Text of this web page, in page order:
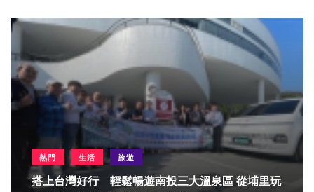
熱門 生活 旅遊
搭上台灣好行 輕鬆暢遊南投三大溫泉區 從埔里玩